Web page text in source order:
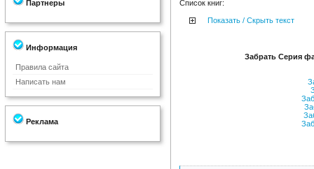
Партнеры
Информация
Правила сайта
Написать нам
Реклама
Список книг:
Показать / Скрыть текст
Забрать Серия